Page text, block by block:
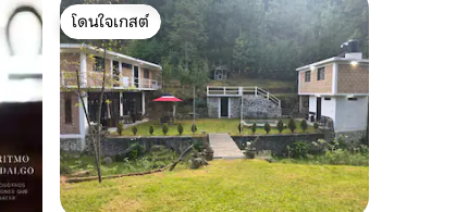
โดนใจเกสต์
โดนใจเกสต์